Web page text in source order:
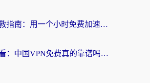
海外党自救指南：用一个小时免费加速器，轻松打破国内资源访问壁垒？
海外党必看：中国VPN免费真的靠谱吗？手把手教你选对回国加速器